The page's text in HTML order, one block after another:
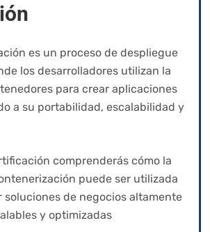
es un proceso de despliegue
los desarrolladores utilizan la
para crear aplicaciones
a su portabilidad, escalabilidad y
comprenderás cómo la
puede ser utilizada
soluciones de negocios altamente
y optimizadas